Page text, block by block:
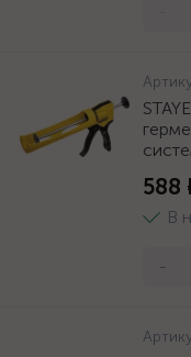
588
В
-